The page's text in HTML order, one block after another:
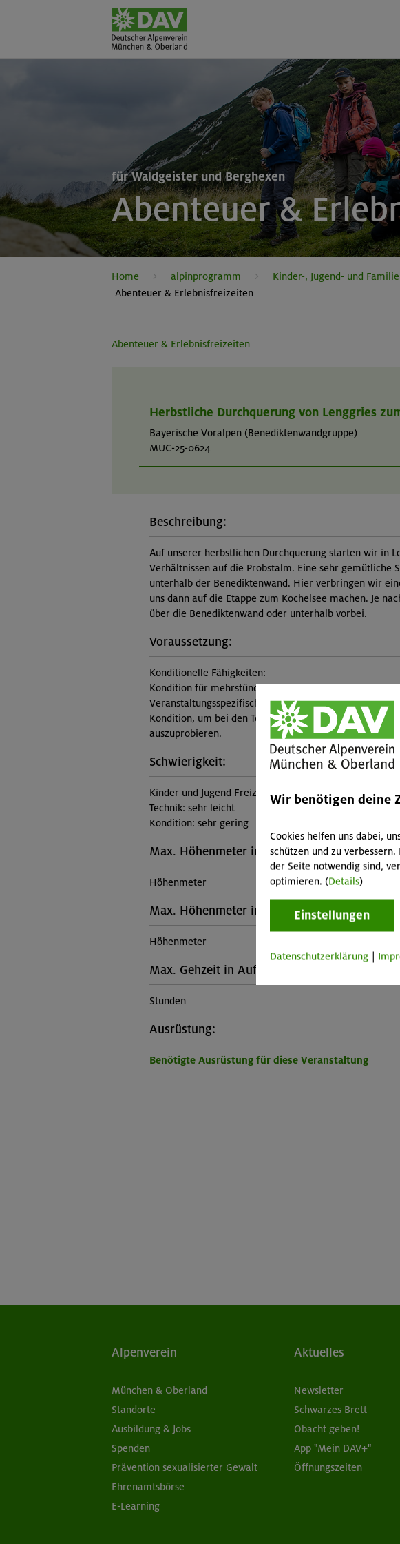
Abenteuer &
für Waldgeister und Berghexen
Home alpinprogramm Kinder-, Jugend- und
Abenteuer & Erlebnisfreizeiten
Abenteuer & Erlebnisfreizeiten
Herbstliche Durchquerung von Lenggries
Bayerische Voralpen (Benediktenwandgruppe)
MUC-25-0624
Beschreibung:
Auf unserer herbstlichen Durchquerung starten wir in
Verhältnissen auf die Probstalm. Eine sehr gemütliche
unterhalb der Benediktenwand. Hier verbringen wir
uns dann auf die Etappe zum Kochelsee machen. Je
über die Benediktenwand oder unterhalb vorbei.
Voraussetzung:
Konditionelle Fähigkeiten:
Kondition für mehrstündige Wanderungen.
Veranstaltungsspezifische Voraussetzungen:
Kondition, um bei den Touren einen großen Rucksack
auszuprobieren.
Schwierigkeit:
Kinder und Jugend Freizeit mit alpinem Charakter
Technik: sehr leicht
Kondition: sehr gering
Max. Höhenmeter im Aufstieg:
Höhenmeter
Max. Höhenmeter im Abstieg:
Höhenmeter
Max. Gehzeit in Auf- und Abstieg:
Stunden
Ausrüstung:
Benötigte Ausrüstung für diese Veranstaltung
Alpenverein
München & Oberland
Standorte
Ausbildung & Jobs
Spenden
Prävention sexualisierter Gewalt
Ehrenamtsbörse
E-Learning
Aktuelles
Newsletter
Schwarzes Brett
Obacht geben!
App "Mein DAV+"
Öffnungszeiten
Wir benötigen deine
Cookies helfen uns dabei,
schützen und zu
der Seite notwendig sind,
optimieren. (Details)
Einstellungen
Datenschutzerklärung